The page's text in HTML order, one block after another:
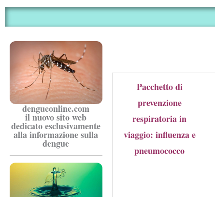
dengueonline.com
il nuovo sito web
dedicato esclusivamente
alla informazione sulla
dengue
Pacchetto di
prevenzione
respiratoria in
viaggio: influenza e
pneumococco